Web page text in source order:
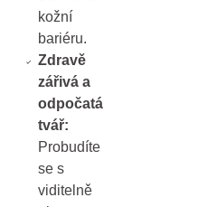
kožní
bariéru.
Zdravě
zářivá a
odpočatá
tvář:
Probudíte
se s
viditelně